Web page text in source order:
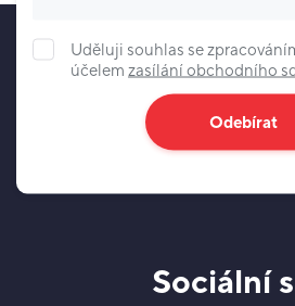
Uděluji souhlas se
účelem zasílání obchodního
Odebírat
Sociální